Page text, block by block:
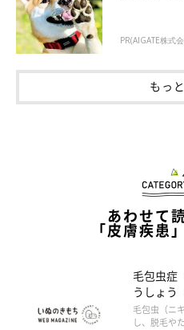
PR(AIGATE株式
もっ
あわせて
「皮膚疾患
毛包虫症
うしょう
毛包虫（ニ
し、脱毛や